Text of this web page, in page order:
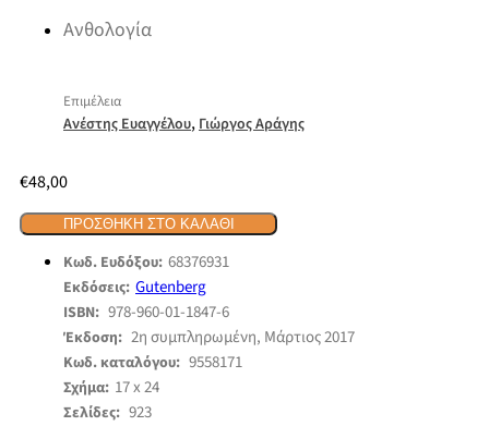
Ανθολογία
Επιμέλεια
Ανέστης Ευαγγέλου,Γιώργος Αράγης
€48,00
ΠΡΟΣΘΉΚΗ ΣΤΟ ΚΑΛΆΘΙ
Κωδ. Ευδόξου: 68376931
Εκδόσεις: Gutenberg
ISBN: 978-960-01-1847-6
Έκδοση: 2η συμπληρωμένη, Μάρτιος 2017
Κωδ. καταλόγου: 9558171
Σχήμα: 17 x 24
Σελίδες: 923